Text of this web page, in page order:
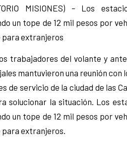
MISIONES) – Los
un tope de 12 mil pesos por
para extranjeros
trabajadores del volante y
mantuvieron una reunión
de servicio de la ciudad de las
solucionar la situación. Los
un tope de 12 mil pesos por
para extranjeros.